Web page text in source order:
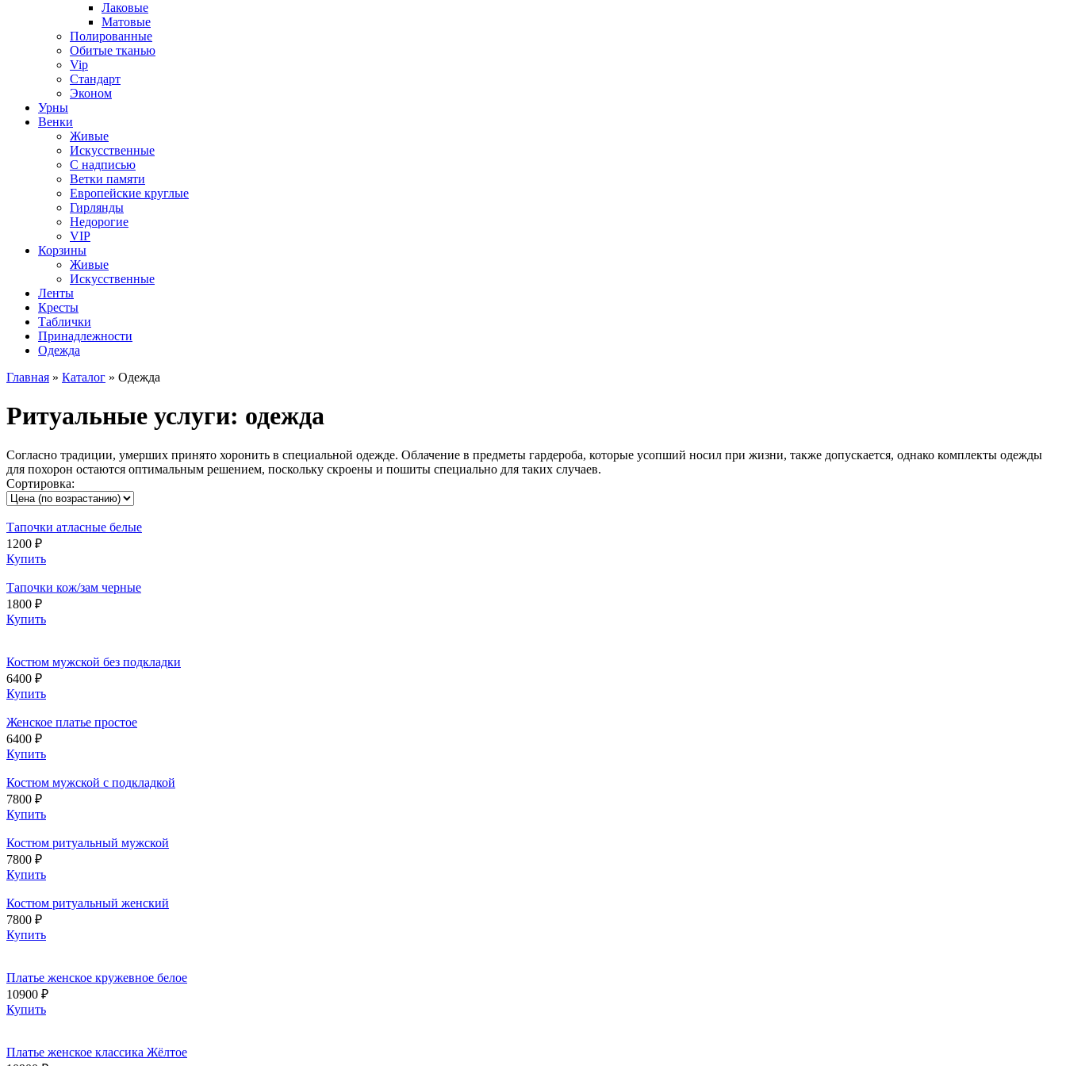
Лаковые
Матовые
Полированные
Обитые тканью
Vip
Стандарт
Эконом
Урны
Венки
Живые
Искусственные
С надписью
Ветки памяти
Европейские круглые
Гирлянды
Недорогие
VIP
Корзины
Живые
Искусственные
Ленты
Кресты
Таблички
Принадлежности
Одежда
Главная » Каталог » Одежда
Ритуальные услуги: одежда
Согласно традиции, умерших принято хоронить в специальной одежде. Облачение в предметы гардероба, которые усопший носил при жизни, также допускается, однако комплекты одежды
для похорон остаются оптимальным решением, поскольку скроены и пошиты специально для таких случаев.
Сортировка:
Тапочки атласные белые
1200 ₽
Купить
Тапочки кож/зам черные
1800 ₽
Купить
Костюм мужской без подкладки
6400 ₽
Купить
Женское платье простое
6400 ₽
Купить
Костюм мужской с подкладкой
7800 ₽
Купить
Костюм ритуальный мужской
7800 ₽
Купить
Костюм ритуальный женский
7800 ₽
Купить
Платье женское кружевное белое
10900 ₽
Купить
Платье женское классика Жёлтое